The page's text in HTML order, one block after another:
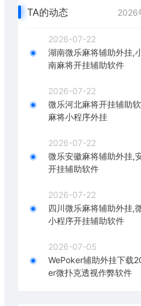
TA的动态 2026
2026-07-22
湖南微乐麻将辅助外挂,
南麻将开挂辅助软件
2026-07-22
微乐河北麻将开挂辅助
麻将小程序外挂
2026-07-22
微乐安徽麻将辅助外挂,
开挂辅助软件
2026-07-22
四川微乐麻将辅助外挂,
小程序开挂辅助软件
2026-07-05
WePoker辅助外挂下载
er微扑克透视作弊软件